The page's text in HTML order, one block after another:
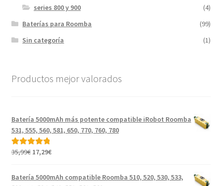
series 800 y 900
(4)
Baterías para Roomba
(99)
Sin categoría
(1)
Productos mejor valorados
Batería 5000mAh más potente compatible iRobot Roomba
531, 555, 560, 581, 650, 770, 760, 780
Valorado con
35,99€ El
original
era:
17,29€El
actual
es:
Batería 5000mAh compatible Roomba 510, 520, 530, 533,